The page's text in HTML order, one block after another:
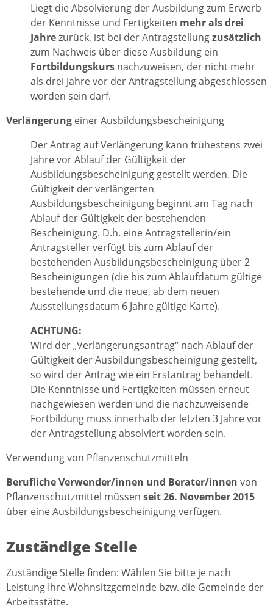
Liegt die Absolvierung der Ausbildung zum Erwerb
der Kenntnisse und Fertigkeiten mehr als drei
Jahrezurück, ist bei der Antragstellungzusätzlich
zum Nachweis über diese Ausbildung ein
Fortbildungskurs nachzuweisen, der nicht mehr
als drei Jahre vor der Antragstellung abgeschlossen
worden sein darf.
Verlängerung einer Ausbildungsbescheinigung
Der Antrag auf Verlängerung kann frühestens zwei
Jahre vor Ablauf der Gültigkeit der
Ausbildungsbescheinigung gestellt werden. Die
Gültigkeit der verlängerten
Ausbildungsbescheinigung beginnt am Tag nach
Ablauf der Gültigkeit der bestehenden
Bescheinigung. D.h. eine Antragstellerin/ein
Antragsteller verfügt bis zum Ablauf der
bestehenden Ausbildungsbescheinigung über 2
Bescheinigungen (die bis zum Ablaufdatum gültige
bestehende und die neue, ab dem neuen
Ausstellungsdatum 6 Jahre gültige Karte).
ACHTUNG:
Wird der „Verlängerungsantrag“ nach Ablauf der
Gültigkeit der Ausbildungsbescheinigung gestellt,
so wird der Antrag wie ein Erstantrag behandelt.
Die Kenntnisse und Fertigkeiten müssen erneut
nachgewiesen werden und die nachzuweisende
Fortbildung muss innerhalb der letzten 3 Jahre vor
der Antragstellung absolviert worden sein.
Verwendung von Pflanzenschutzmitteln
Berufliche Verwender/innen und Berater/innen von
Pflanzenschutzmittel müssen seit 26. November 2015
über eine Ausbildungsbescheinigung verfügen.
Zuständige Stelle
Zuständige Stelle finden: Wählen Sie bitte je nach
Leistung Ihre Wohnsitzgemeinde bzw. die Gemeinde der
Arbeitsstätte.